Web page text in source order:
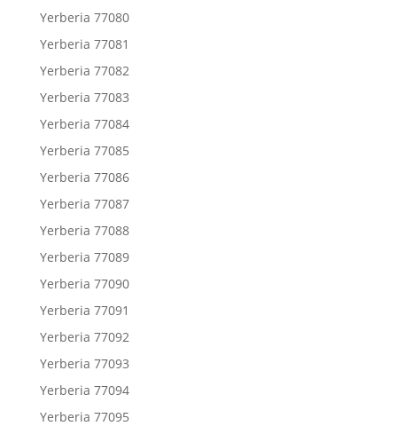
Yerberia 77080
Yerberia 77081
Yerberia 77082
Yerberia 77083
Yerberia 77084
Yerberia 77085
Yerberia 77086
Yerberia 77087
Yerberia 77088
Yerberia 77089
Yerberia 77090
Yerberia 77091
Yerberia 77092
Yerberia 77093
Yerberia 77094
Yerberia 77095